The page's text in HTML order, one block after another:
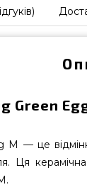
Green
— це
Ця